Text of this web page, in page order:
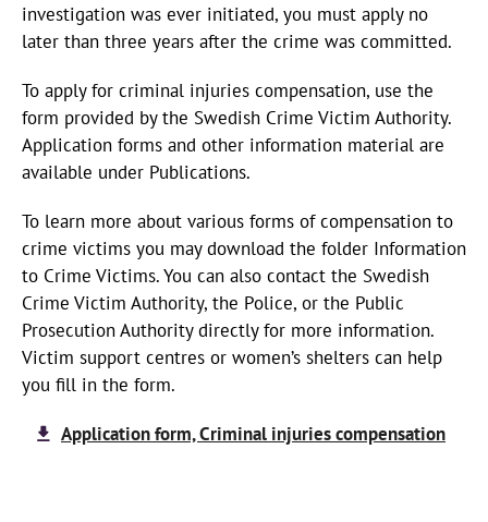
investigation was ever initiated, you must apply no
later than three years after the crime was committed.
To apply for criminal injuries compensation, use the
form provided by the Swedish Crime Victim Authority.
Application forms and other information material are
available under Publications.
To learn more about various forms of compensation to
crime victims you may download the folder Information
to Crime Victims. You can also contact the Swedish
Crime Victim Authority, the Police, or the Public
Prosecution Authority directly for more information.
Victim support centres or women’s shelters can help
you fill in the form.
Application form, Criminal injuries compensation